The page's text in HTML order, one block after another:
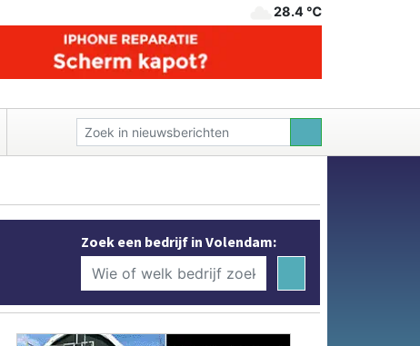
28.4 ℃
Zoek een bedrijf in Volendam: